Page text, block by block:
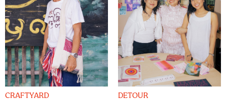
CRAFTYARD DETOUR